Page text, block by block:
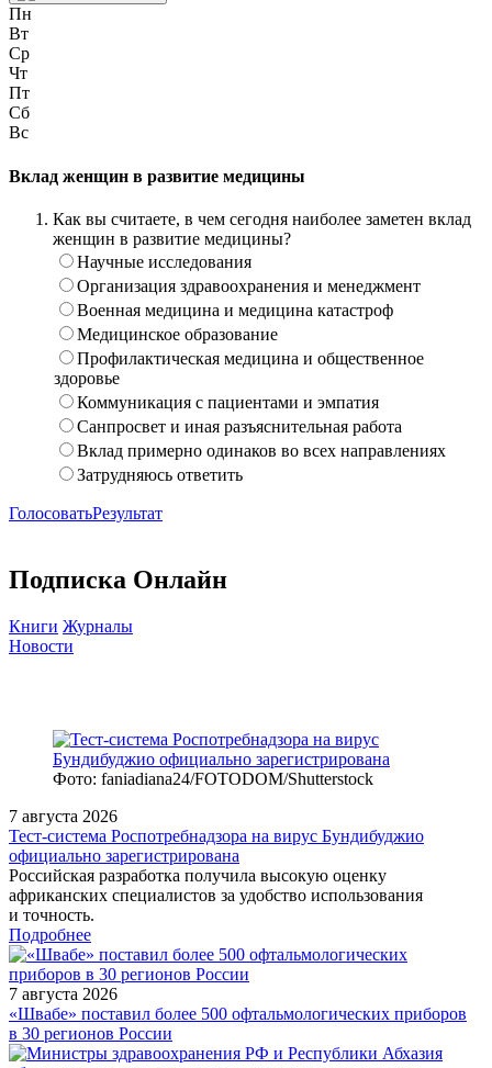
Пн
Вт
Ср
Чт
Пт
Сб
Вс
Вклад женщин в развитие медицины
Как вы считаете, в чем сегодня наиболее заметен вклад
женщин в развитие медицины?
Научные исследования
Организация здравоохранения и менеджмент
Военная медицина и медицина катастроф
Медицинское образование
Профилактическая медицина и общественное
здоровье
Коммуникация с пациентами и эмпатия
Санпросвет и иная разъяснительная работа
Вклад примерно одинаков во всех направлениях
Затрудняюсь ответить
ГолосоватьРезультат
Подписка Онлайн
Книги Журналы
Новости
Фото: faniadiana24/FOTODOM/Shutterstock
7 августа 2026
Тест‑система Роспотребнадзора на вирус Бундибуджио
официально зарегистрирована
Российская разработка получила высокую оценку
африканских специалистов за удобство использования
и точность.
Подробнее
7 августа 2026
«Швабе» поставил более 500 офтальмологических приборов
в 30 регионов России